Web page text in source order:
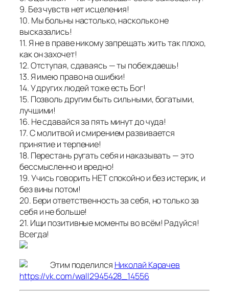
9. Без чувств нет исцеления!
10. Мы больны настолько, насколько не
высказались!
11. Я не в праве никому запрещать жить так плохо,
как он захочет!
12. Отступая, сдаваясь — ты побеждаешь!
13. Я имею право на ошибки!
14. У других людей тоже есть Бог!
15. Позволь другим быть сильными, богатыми,
лучшими!
16. Не сдавайся за пять минут до чуда!
17. С молитвой и смирением развивается
принятие и терпение!
18. Перестань ругать себя и наказывать — это
бессмысленно и вредно!
19. Учись говорить НЕТ спокойно и без истерик, и
без вины потом!
20. Бери ответственность за себя, но только за
себя и не больше!
21. Ищи позитивные моменты во всём! Радуйся!
Всегда!
Этим поделился Николай Карачев
https://vk.com/wall2945428_14556